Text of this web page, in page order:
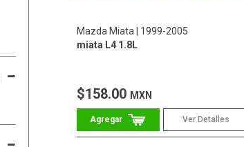
Mazda Miata
1999-2005
miata L4 1.8L
$158.00 MXN
Ver Detalles